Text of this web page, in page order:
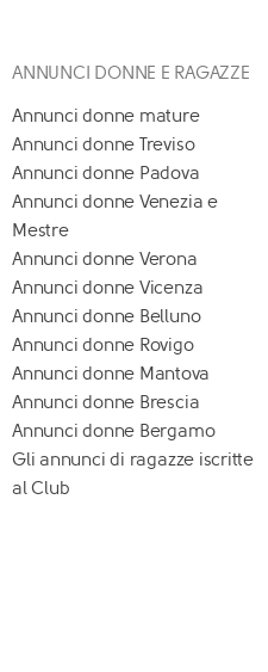
ANNUNCI DONNE E RAGAZZE
Annunci donne mature
Annunci donne Treviso
Annunci donne Padova
Annunci donne Venezia e
Mestre
Annunci donne Verona
Annunci donne Vicenza
Annunci donne Belluno
Annunci donne Rovigo
Annunci donne Mantova
Annunci donne Brescia
Annunci donne Bergamo
Gli annunci di ragazze iscritte
al Club